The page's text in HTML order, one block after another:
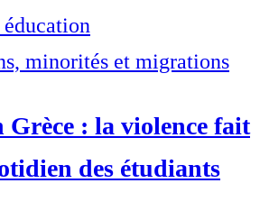
minorités et migrations
Grèce : la violence fait
des étudiants